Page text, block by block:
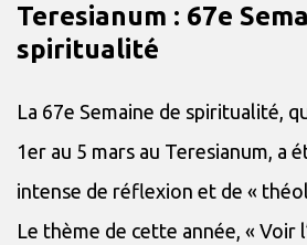
Teresianum : 67e
spiritualité
La 67e Semaine de spiritualité,
1er au 5 mars au Teresianum, a
intense de réflexion et de «
Le thème de cette année, « Voir